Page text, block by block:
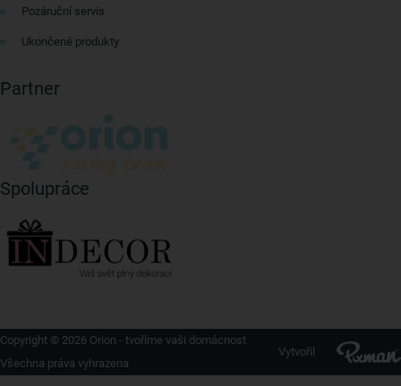
Pozáruční servis
Ukončené produkty
Partner
Spolupráce
Copyright © 2026 Orion - tvoříme vaši domácnost
Všechna práva vyhrazena
Vytvořil